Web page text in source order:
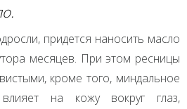
придется наносить масло
месяцев. При этом ресницы
кроме того, миндальное
на кожу вокруг глаз,